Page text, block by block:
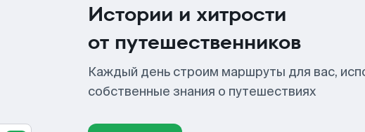
Истории и хитрости
от путешественников
Каждый день строим маршруты для вас,
собственные знания о путешествиях